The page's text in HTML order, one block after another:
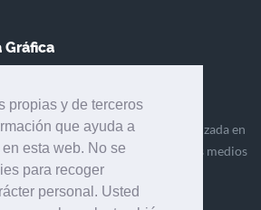
propias y de terceros
que ayuda a
esta web. No se
para recoger
personal. Usted
Gráfica
es una empresa editora especializada en
gráfica que engloba diversos medios
en el mercado gráfico, la
envasado.